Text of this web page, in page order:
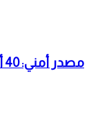
مصدر أمني: 40 ألف شخص اقتحموا سبتة